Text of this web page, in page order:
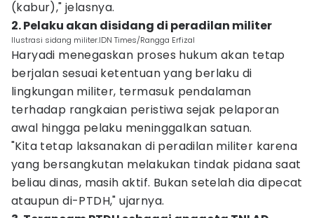
(kabur)," jelasnya.
2. Pelaku akan disidang di peradilan militer
Ilustrasi sidang militer.IDN Times/Rangga Erfizal
Haryadi menegaskan proses hukum akan tetap
berjalan sesuai ketentuan yang berlaku di
lingkungan militer, termasuk pendalaman
terhadap rangkaian peristiwa sejak pelaporan
awal hingga pelaku meninggalkan satuan.
"Kita tetap laksanakan di peradilan militer karena
yang bersangkutan melakukan tindak pidana saat
beliau dinas, masih aktif. Bukan setelah dia dipecat
ataupun di-PTDH," ujarnya.